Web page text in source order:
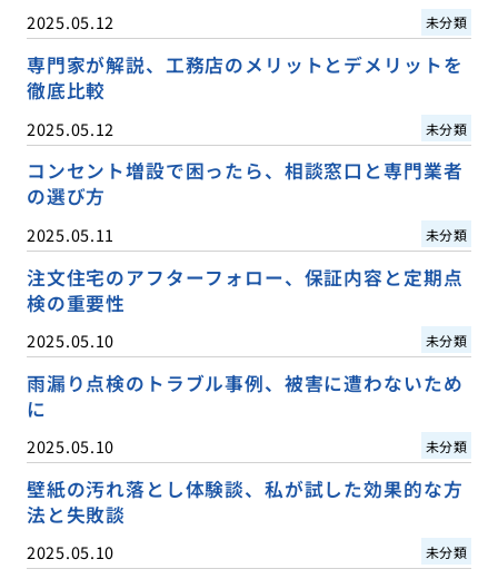
2025.05.12 未分類
専門家が解説、工務店のメリットとデメリットを
徹底比較
2025.05.12 未分類
コンセント増設で困ったら、相談窓口と専門業者
の選び方
2025.05.11 未分類
注文住宅のアフターフォロー、保証内容と定期点
検の重要性
2025.05.10 未分類
雨漏り点検のトラブル事例、被害に遭わないため
に
2025.05.10 未分類
壁紙の汚れ落とし体験談、私が試した効果的な方
法と失敗談
2025.05.10 未分類